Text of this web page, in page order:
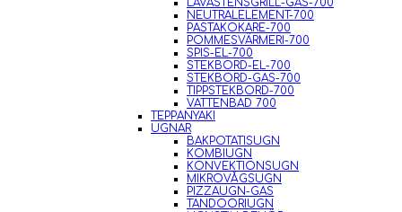
LAVASTENSGRILL-GAS-700
NEUTRALELEMENT-700
PASTAKOKARE-700
POMMESVÄRMERI-700
SPIS-EL-700
STEKBORD-EL-700
STEKBORD-GAS-700
TIPPSTEKBORD-700
VATTENBAD 700
TEPPANYAKI
UGNAR
BAKPOTATISUGN
KOMBIUGN
KONVEKTIONSUGN
MIKROVÅGSUGN
PIZZAUGN-GAS
TANDOORIUGN